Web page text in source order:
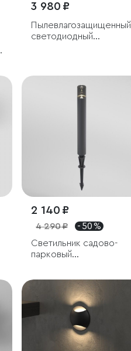
3 980 ₽
Пылевлагозащи­щенный
светодиодный
2 140 ₽
4 290 ₽
- 50 %
Светильник садово-
парковый